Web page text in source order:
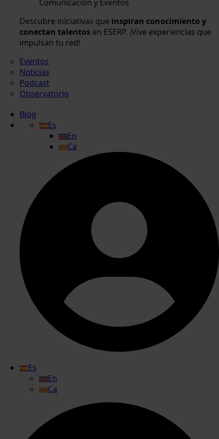
Comunicación y Eventos
Descubre iniciativas que inspiran conocimiento y
conectan talentos en ESERP. ¡Vive experiencias que
impulsan tu red!
Eventos
Noticias
Podcast
Observatorio
Blog
Es
En
Ca
Es
En
Ca